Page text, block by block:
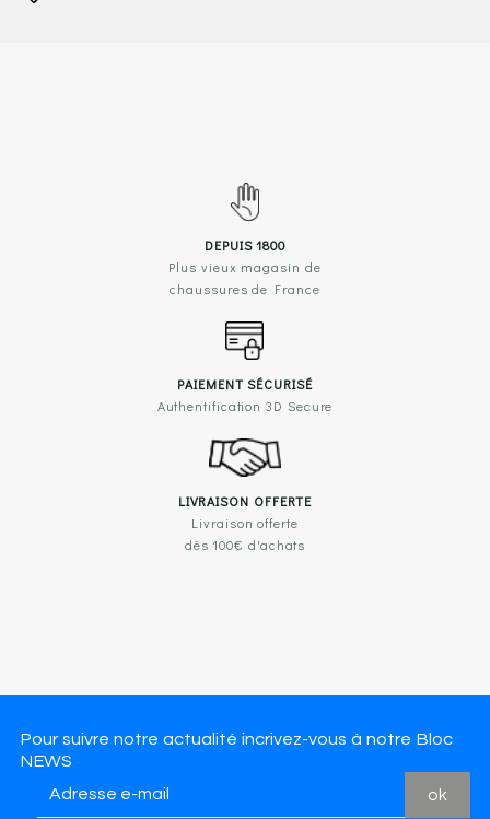
DEPUIS 1800
Plus vieux magasin de
chaussures de France
PAIEMENT SÉCURISÉ
Authentification 3D Secure
LIVRAISON OFFERTE
Livraison offerte
dès 100€ d'achats
Pour suivre notre actualité incrivez-vous à notre Bloc
NEWS